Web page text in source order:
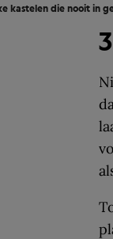
kastelen die nooit in